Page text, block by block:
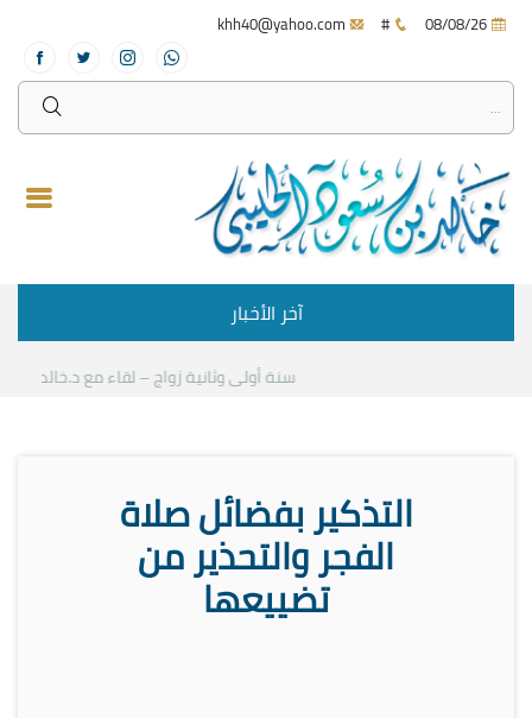
#
آخر الأخبار
سنة أولى وثانية زواج – لقاء مع د.خالد الحليبي
التذكير بفضائل صلاة
الفجر والتحذير من
تضييعها